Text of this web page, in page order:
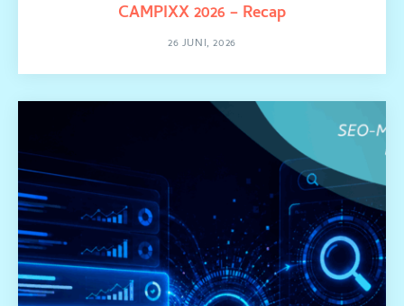
CAMPIXX 2026 – Recap
26 JUNI, 2026